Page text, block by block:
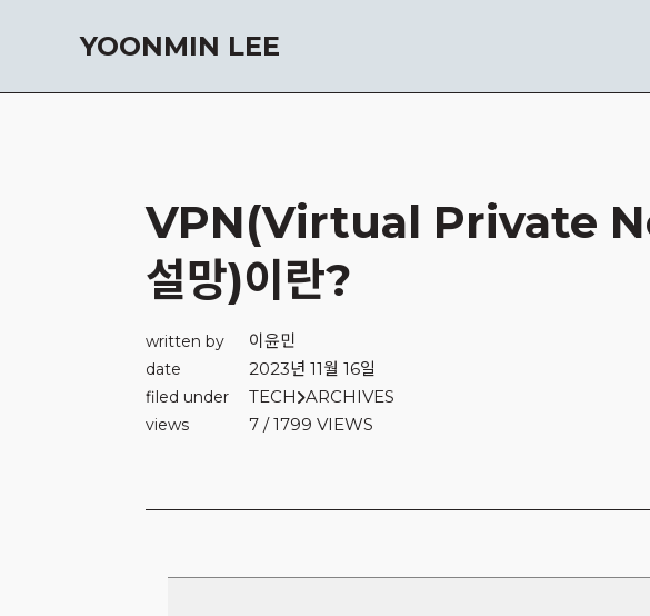
YOONMIN LEE
VPN(Virtual Private
설망)이란?
written by 이윤민
date 2023년 11월 16일
filed under TECH ARCHIVES
views 7 / 1799 VIEWS